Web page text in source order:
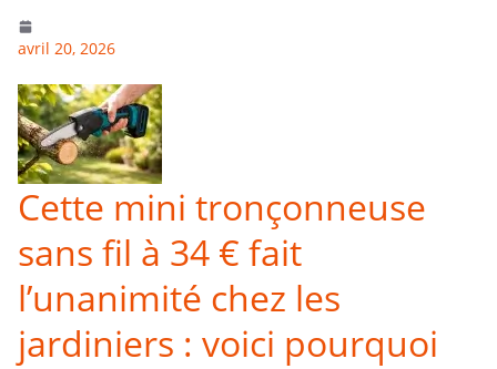
avril 20, 2026
Cette mini tronçonneuse
sans fil à 34 € fait
l’unanimité chez les
jardiniers : voici pourquoi